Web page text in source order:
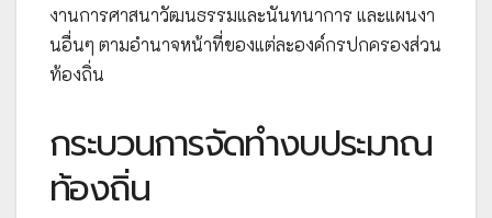
งานการศาสนาวัฒนธรรมและนันทนาการ และแผนงา
นอื่นๆ ตามอำนาจหน้าที่ของแต่ละองค์กรปกครองส่วน
ท้องถิ่น
กระบวนการจัดทำงบประมาณ
ท้องถิ่น